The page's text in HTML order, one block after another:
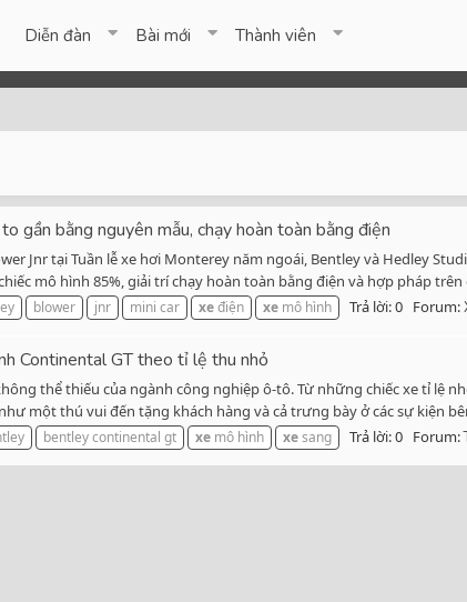
Diễn đàn Bài mới Thành viên
gần bằng nguyên mẫu, chạy hoàn toàn bằng điện
Jnr tại Tuần lễ xe hơi Monterey năm ngoái, Bentley và Hedley
mô hình 85%, giải trí chạy hoàn toàn bằng điện và hợp pháp
blower jnr mini car xeđiện xe mô hình Trả lời: 0 Forum:
Continental GT theo tỉ lệ thu nhỏ
thể thiếu của ngành công nghiệp ô-tô. Từ những chiếc xe tỉ lệ
một thú vui đến tặng khách hàng và cả trưng bày ở các sự kiện
bentley continental gt xe mô hình xesang Trả lời: 0 Forum: